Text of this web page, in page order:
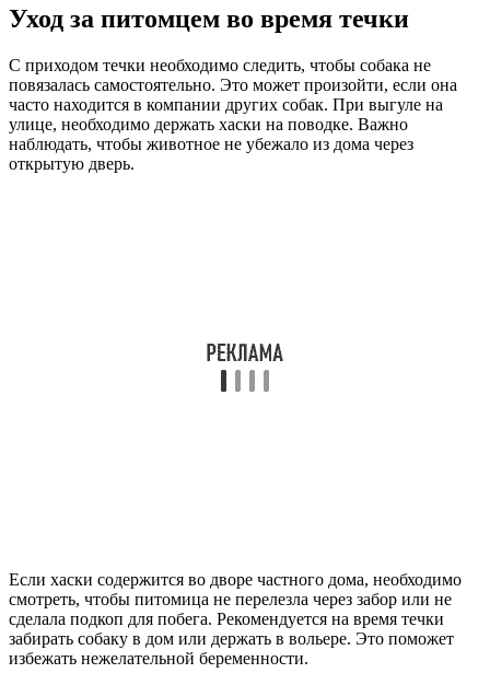
Уход за питомцем во время течки
С приходом течки необходимо следить, чтобы собака не
повязалась самостоятельно. Это может произойти, если она
часто находится в компании других собак. При выгуле на
улице, необходимо держать хаски на поводке. Важно
наблюдать, чтобы животное не убежало из дома через
открытую дверь.
Если хаски содержится во дворе частного дома, необходимо
смотреть, чтобы питомица не перелезла через забор или не
сделала подкоп для побега. Рекомендуется на время течки
забирать собаку в дом или держать в вольере. Это поможет
избежать нежелательной беременности.